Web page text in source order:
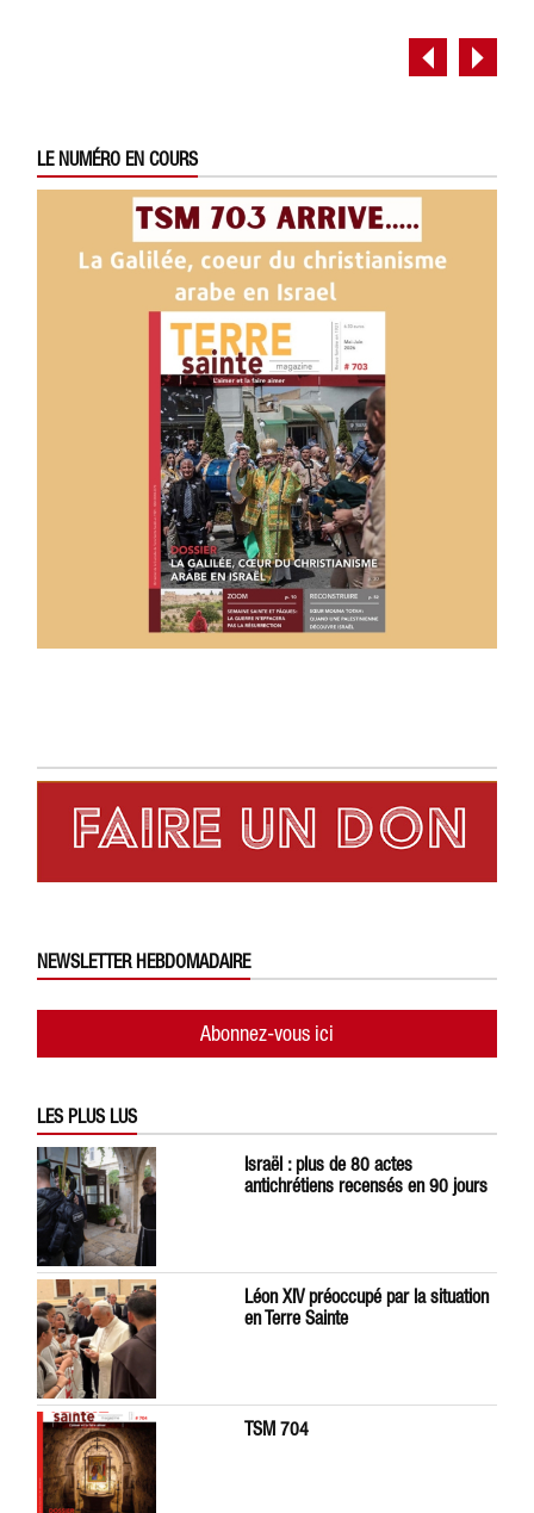
LE NUMÉRO EN COURS
NEWSLETTER HEBDOMADAIRE
Abonnez-vous ici
LES PLUS LUS
Israël : plus de 80 actes
antichrétiens recensés en 90 jours
Léon XIV préoccupé par la situation
en Terre Sainte
TSM 704